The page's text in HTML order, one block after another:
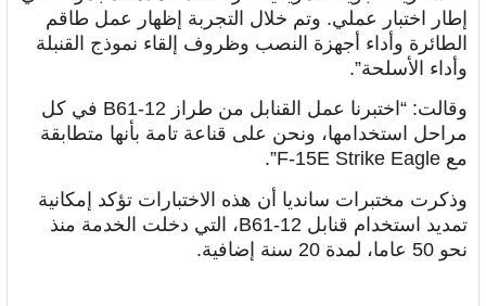
إطار اختبار عملي. وتم خلال التجربة إظهار عمل طاقم
الطائرة وأداء أجهزة النصب وظروف إلقاء نموذج القنبلة
وأداء الأسلحة”.
وقالت: “اختبرنا عمل القنابل من طراز B61-12 في كل
مراحل استخدامها، ونحن على قناعة تامة بأنها متطابقة
مع F-15E Strike Eagle”.
وذكرت مختبرات سانديا أن هذه الاختبارات تؤكد إمكانية
تمديد استخدام قنابل B61-12، التي دخلت الخدمة منذ
نحو 50 عاما، لمدة 20 سنة إضافية.